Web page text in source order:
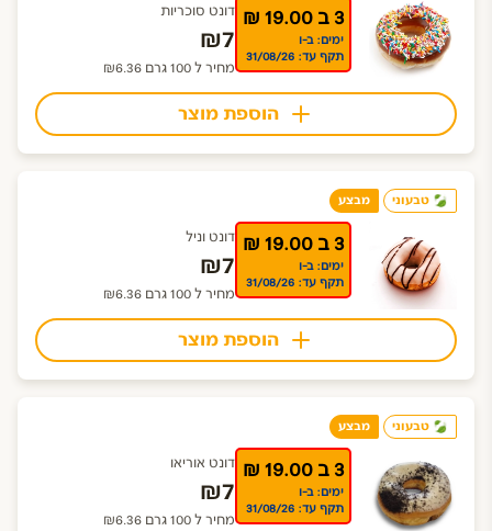
3 ב 19.00 ₪
ימים: ב-ו
תקף עד: 31/08/26
דונט סוכריות
₪7
מחיר ל 100 גרם ₪6.36
הוספת מוצר
טבעוני מבצע
3 ב 19.00 ₪
ימים: ב-ו
תקף עד: 31/08/26
דונט וניל
₪7
מחיר ל 100 גרם ₪6.36
הוספת מוצר
טבעוני מבצע
3 ב 19.00 ₪
ימים: ב-ו
תקף עד: 31/08/26
דונט אוריאו
₪7
מחיר ל 100 גרם ₪6.36